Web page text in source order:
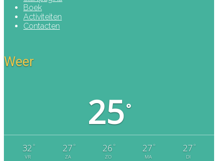
Boek
Activiteiten
Contacten
Weer
25°
32 °
VR
27 °
ZA
26 °
ZO
27 °
MA
27 °
DI